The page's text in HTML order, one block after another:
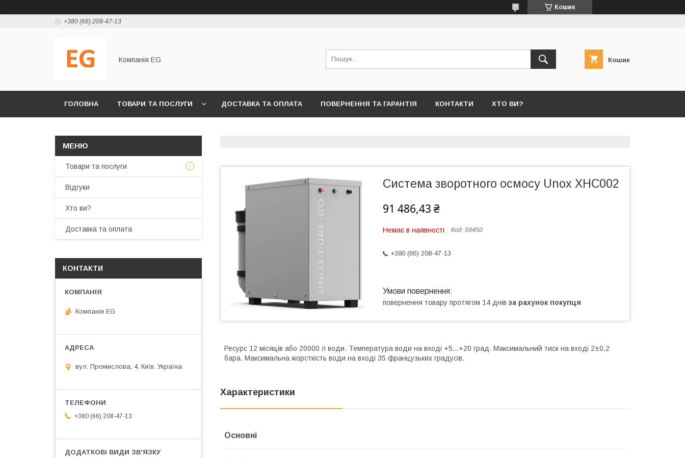
Кошик
+380 (66) 208-47-13
Компанія EG Кошик
ГОЛОВНА ТОВАРИ ТА ПОСЛУГИ ДОСТАВКА ТА ОПЛАТА ПОВЕРНЕННЯ ТА ГАРАНТІЯ КОНТАКТИ ХТО ВИ?
Система зворотного осмосу Unox XHC002
91 486,43 ₴
Немає в наявності Код: 59450
+380 (66) 208-47-13
повернення товару протягом 14 днів за рахунок покупця
Ресурс 12 місяців або 20000 л води. Температура води на вході +5...+20 град. Максимальний тиск на вході 2±0,2
бара. Максимальна жорсткість води на вході 35 французьких градусів.
Характеристики
Основні
Товари та послуги
Відгуки
Хто ви?
Доставка та оплата
КОНТАКТИ
Компанія EG
вул. Промислова, 4, Київ, Україна
+380 (66) 208-47-13